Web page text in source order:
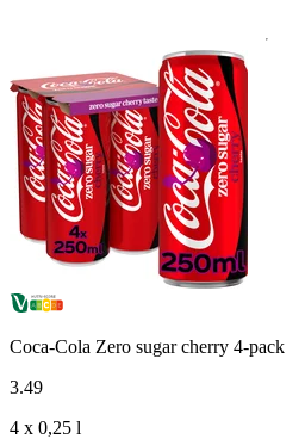
Coca-Cola Zero sugar cherry 4-pack
3.49
4 x 0,25 l